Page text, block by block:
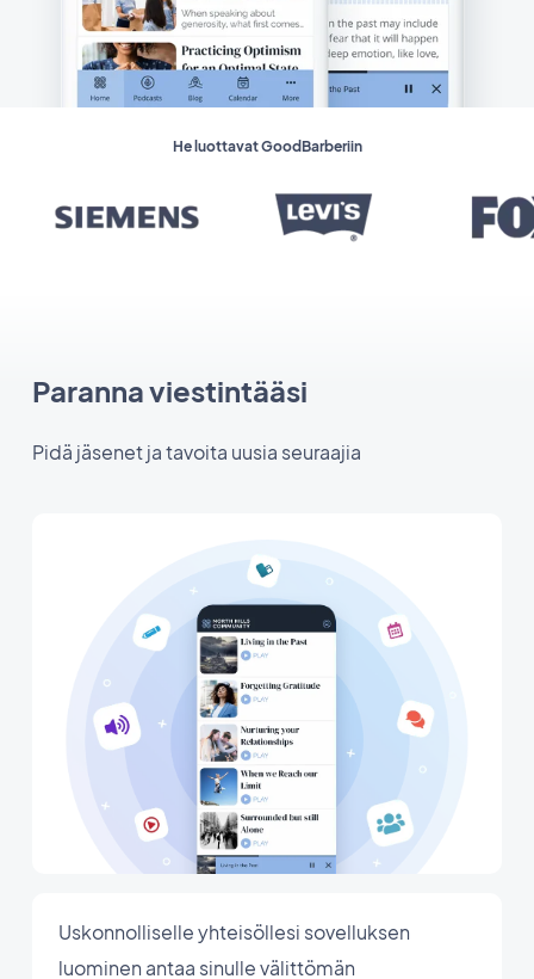
He luottavat GoodBarberiin
Paranna viestintääsi
Pidä jäsenet ja tavoita uusia seuraajia
Uskonnolliselle yhteisöllesi sovelluksen
luominen antaa sinulle välittömän